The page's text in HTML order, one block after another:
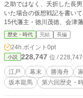
之助ではなく、夭折した長
いた場合の仮想戦記を書い
15代藩主・徳川茂徳、会津
主・松平容保と会津藩士に
かもしれません。
歴史・時代 完結 長編
24h.ポイント 0pt
小説 228,747 位 /
江戸 幕末 勝海舟
坂本龍馬
第六回歴史・